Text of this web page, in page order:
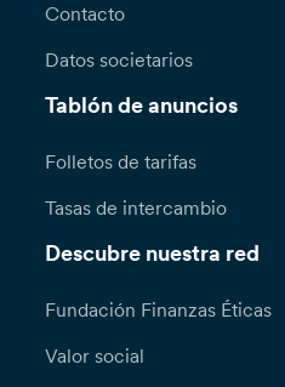
Contacto
Datos societarios
Tablón de anuncios
Folletos de tarifas
Tasas de intercambio
Descubre nuestra red
Fundación Finanzas Éticas
Valor social